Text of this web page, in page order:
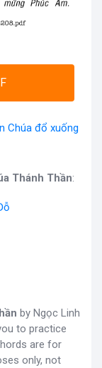
Chúa đổ xuống
Thánh Thần:
by Ngọc Linh
to practice
are for
only, not